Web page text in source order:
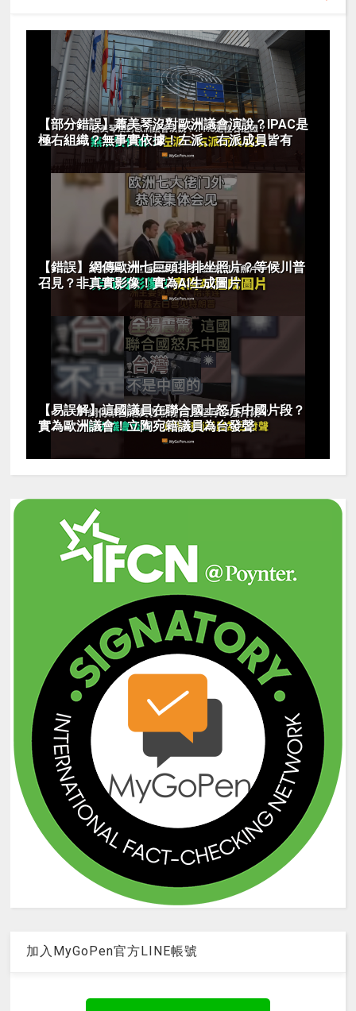
【部分錯誤】蕭美琴沒對歐洲議會演說？IPAC是
極右組織？無事實依據！左派、右派成員皆有
【錯誤】網傳歐洲七巨頭排排坐照片？等候川普
召見？非真實影像！實為AI生成圖片
【易誤解】這國議員在聯合國上怒斥中國片段？
實為歐洲議會！立陶宛籍議員為台發聲
加入MyGoPen官方LINE帳號